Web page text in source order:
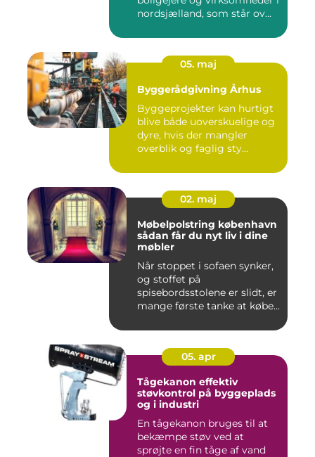
nordsjælland, som står ov...
05. maj
Byggerådgivning Århus
Byggeprojekter kan hurtigt
blive både uoverskuelige og
dyre, hvis der mangler
overblik og faglig sty...
02. maj
Møbelpolstring københavn
sådan får du nyt liv i dine
møbler
Når stoppet i sofaen synker,
og stoffet på
spisebordsstolene er slidt, er
mange første tanke at købe...
05. apr
Tågekanon effektiv
støvkontrol på byggeplads
og i industri
En tågekanon bruges til at
bekæmpe støv ved at
sprøjte en fin tåge af vand